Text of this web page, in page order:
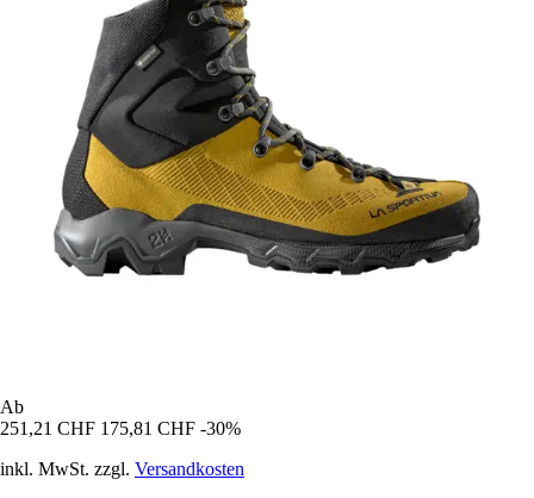
Ab
251,21 CHF 175,81 CHF -30%
inkl. MwSt. zzgl. Versandkosten